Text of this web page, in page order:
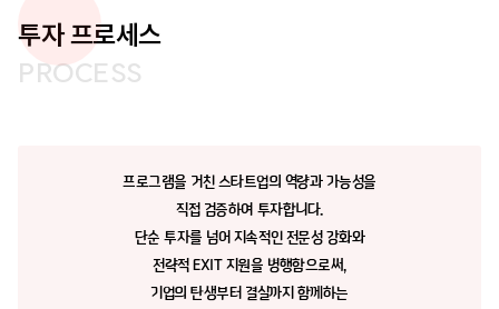
투자 프로세스
PROCESS
프로그램을 거친 스타트업의 역량과 가능성을
직접 검증하여 투자합니다.
단순 투자를 넘어 지속적인 전문성 강화와
전략적 EXIT 지원을 병행함으로써,
기업의 탄생부터 결실까지 함께하는